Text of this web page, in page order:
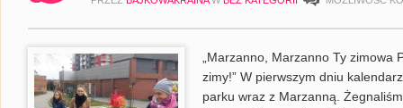
„Marzanno, Marzanno Ty
zimy!” W pierwszym dniu
parku wraz z Marzanną.